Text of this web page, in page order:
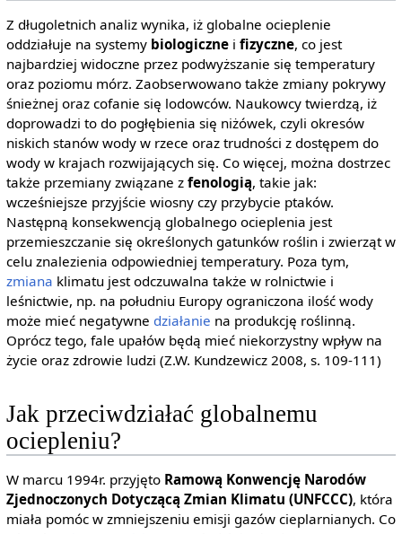
Z długoletnich analiz wynika, iż globalne ocieplenie
oddziałuje na systemy biologicznei fizyczne, co jest
najbardziej widoczne przez podwyższanie się temperatury
oraz poziomu mórz. Zaobserwowano także zmiany pokrywy
śnieżnej oraz cofanie się lodowców. Naukowcy twierdzą, iż
doprowadzi to do pogłębienia się niżówek, czyli okresów
niskich stanów wody w rzece oraz trudności z dostępem do
wody w krajach rozwijających się. Co więcej, można dostrzec
także przemiany związane z fenologią, takie jak:
wcześniejsze przyjście wiosny czy przybycie ptaków.
Następną konsekwencją globalnego ocieplenia jest
przemieszczanie się określonych gatunków roślin i zwierząt w
celu znalezienia odpowiedniej temperatury. Poza tym,
zmiana klimatu jest odczuwalna także w rolnictwie i
leśnictwie, np. na południu Europy ograniczona ilość wody
może mieć negatywne działanie na produkcję roślinną.
Oprócz tego, fale upałów będą mieć niekorzystny wpływ na
życie oraz zdrowie ludzi (Z.W. Kundzewicz 2008, s. 109-111)
Jak przeciwdziałać globalnemu
ociepleniu?
W marcu 1994r. przyjęto Ramową Konwencję Narodów
Zjednoczonych Dotyczącą Zmian Klimatu (UNFCCC), która
miała pomóc w zmniejszeniu emisji gazów cieplarnianych. Co